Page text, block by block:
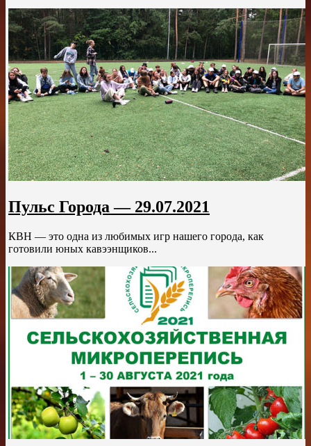
Пульс Города — 29.07.2021
КВН — это одна из любимых игр нашего города, как
готовили юных кавээнщиков...